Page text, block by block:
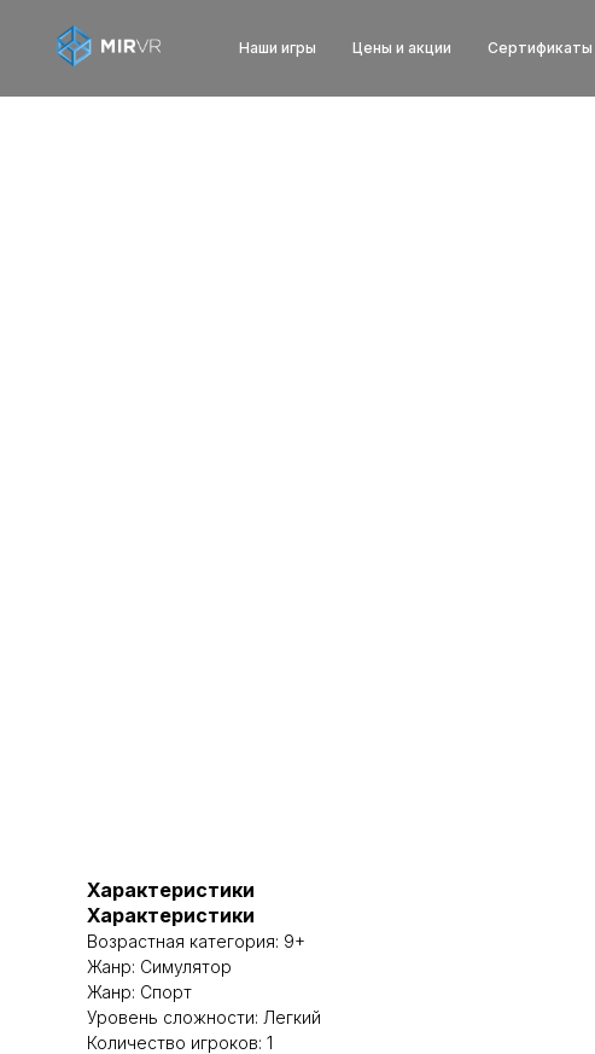
Наши игры Цены и акции Сертификаты
Характеристики
Характеристики
Возрастная категория: 9+
Жанр: Симулятор
Жанр: Спорт
Уровень сложности: Легкий
Количество игроков: 1